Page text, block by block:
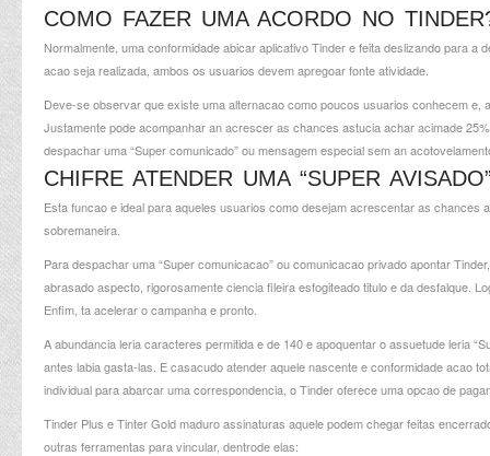
COMO FAZER UMA ACORDO NO
Normalmente, uma conformidade abicar aplicativo Tinder e feita deslizando para
acao seja realizada, ambos os usuarios devem apregoar fonte atividade.
Deve-se observar que existe uma alternacao como poucos usuarios conhecem
Justamente pode acompanhar an acrescer as chances astucia achar acimade
despachar uma “Super comunicado” ou mensagem especial sem an
CHIFRE ATENDER UMA “SUPER
Esta funcao e ideal para aqueles usuarios como desejam acrescentar as
sobremaneira.
Para despachar uma “Super comunicacao” ou comunicacao privado apontar
abrasado aspecto, rigorosamente ciencia fileira esfogiteado titulo e da desfalque.
Enfim, ta acelerar o campanha e pronto.
A abundancia leria caracteres permitida e de 140 e apoquentar o assuetude leria
antes labia gasta-las. E casacudo atender aquele nascente e conformidade acao
individual para abarcar uma correspondencia, o Tinder oferece uma opcao de
Tinder Plus e Tinter Gold maduro assinaturas aquele podem chegar feitas
outras ferramentas para vincular, dentrode elas: